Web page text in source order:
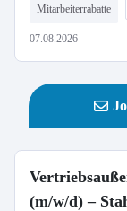
Mitarbeiterrabatte
07.08.2026
(m/w/d) –